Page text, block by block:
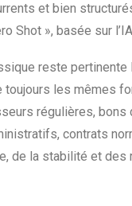
et bien
Shot », basée sur
reste pertinente
toujours les mêmes
régulières, bons
contrats
de la stabilité et des